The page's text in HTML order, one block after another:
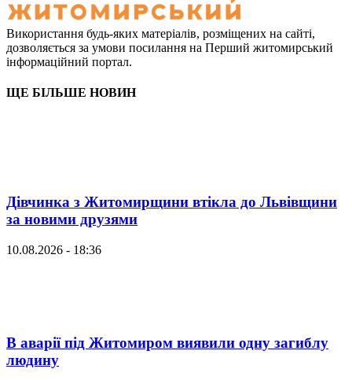
Використання будь-яких матеріалів, розміщених на сайті,
дозволяється за умови посилання на Перший житомирський
інформаційний портал.
ЩЕ БІЛЬШЕ НОВИН
Дівчинка з Житомирщини втікла до Львівщини
за новими друзями
10.08.2026 - 18:36
В аварії під Житомиром виявили одну загиблу
людину